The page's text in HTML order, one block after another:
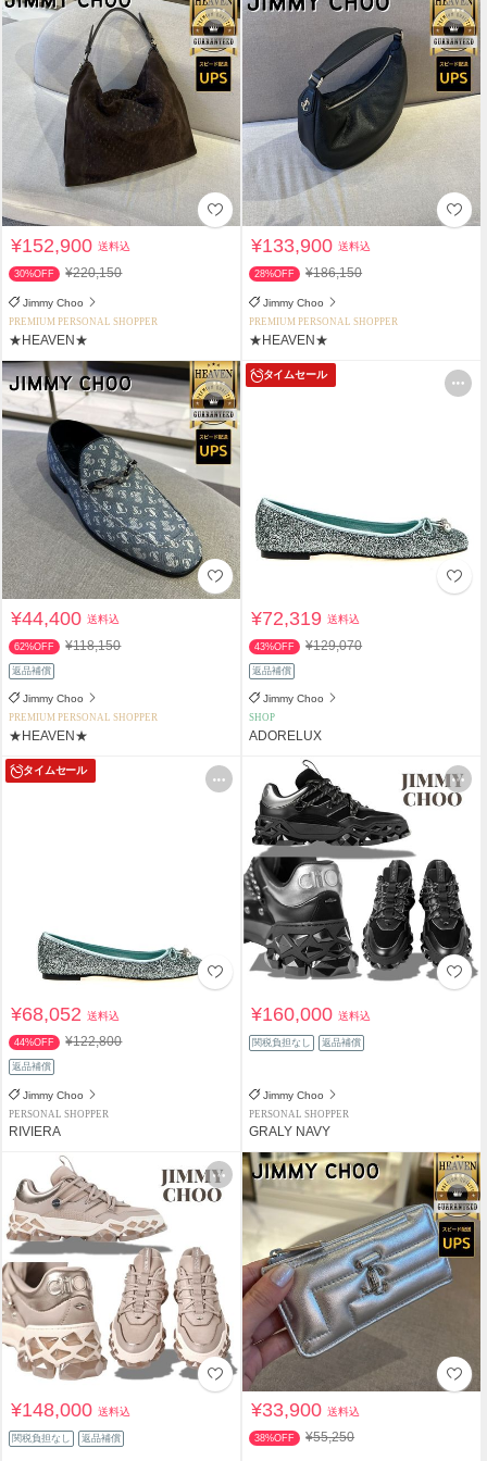
¥152,900送料込
30%OFF ¥220,150
Jimmy Choo
PREMIUM PERSONAL SHOPPER
★HEAVEN★
¥133,900送料込
28%OFF ¥186,150
Jimmy Choo
PREMIUM PERSONAL SHOPPER
★HEAVEN★
¥44,400送料込
62%OFF ¥118,150
返品補償
Jimmy Choo
PREMIUM PERSONAL SHOPPER
★HEAVEN★
タイムセール
¥72,319送料込
43%OFF ¥129,070
返品補償
Jimmy Choo
SHOP
ADORELUX
タイムセール
¥68,052送料込
44%OFF ¥122,800
返品補償
Jimmy Choo
PERSONAL SHOPPER
RIVIERA
¥160,000送料込
関税負担なし 返品補償
Jimmy Choo
PERSONAL SHOPPER
GRALY NAVY
¥148,000送料込
関税負担なし 返品補償
¥33,900送料込
38%OFF ¥55,250